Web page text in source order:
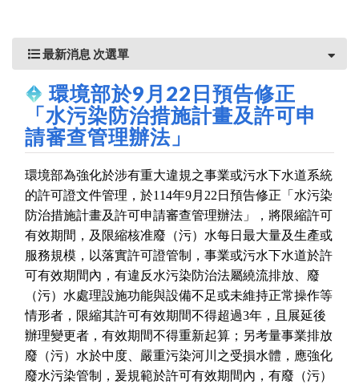
最新消息 次選單
環境部於9月22日預告修正
「水污染防治措施計畫及許可申
請審查管理辦法」
環境部為強化於涉有重大違規之事業或污水下水道系統
的許可證文件管理，於114年9月 22 日預告修正「水污染
防治措施計畫及許可申請審查管理辦法」，將限縮許可
有效期間，及限縮核准廢（污）水每日最大量及生產或
服務規模，以落實許可證管制，事業或污水下水道於許
可有效期間內，有違反水污染防治法屬繞流排放、廢
（污）水處理設施功能與設備不足或未維持正常操作等
情形者，限縮其許可有效期間不得超過3年，且展延後
辦理變更者，有效期間不得重新起算；另考量事業排放
廢（污）水於中度、嚴重污染河川之受損水體，應強化
廢水污染管制，爰規範於許可有效期間內，有廢（污）